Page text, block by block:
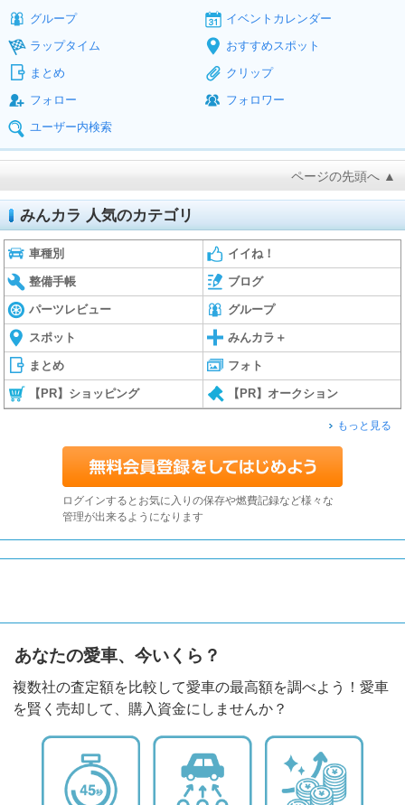
グループ
イベントカレンダー
ラップタイム
おすすめスポット
まとめ
クリップ
フォロー
フォロワー
ユーザー内検索
ページの先頭へ ▲
みんカラ 人気のカテゴリ
車種別 イイね！
整備手帳 ブログ
パーツレビュー グループ
スポット みんカラ＋
まとめ フォト
【PR】ショッピング 【PR】オークション
もっと見る
ログインするとお気に入りの保存や燃費記録など様々な
管理が出来るようになります
あなたの愛車、今いくら？
複数社の査定額を比較して愛車の最高額を調べよう！愛車
を賢く売却して、購入資金にしませんか？